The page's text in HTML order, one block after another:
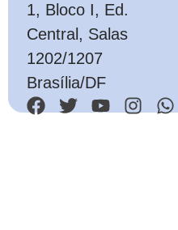
1, Bloco I, Ed.
Central, Salas
1202/1207
Brasília/DF